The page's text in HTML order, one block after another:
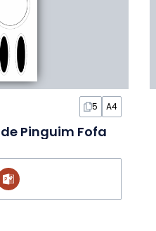
5 A4
Pinguim Fofa